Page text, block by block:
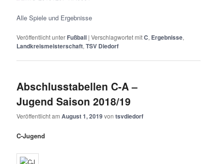
Alle Spiele und Ergebnisse
Veröffentlicht unter Fußball |Verschlagwortet mitC, Ergebnisse,
Landkreismeisterschaft,TSV Diedorf
Abschlusstabellen C-A –
Jugend Saison 2018/19
Veröffentlicht amAugust 1, 2019vontsvdiedorf
C-Jugend